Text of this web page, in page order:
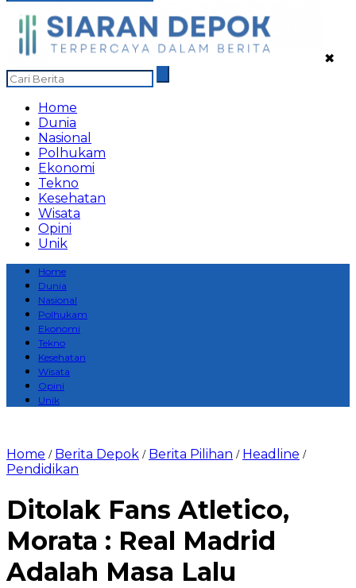
✖
Home
Dunia
Nasional
Polhukam
Ekonomi
Tekno
Kesehatan
Wisata
Opini
Unik
Home
Dunia
Nasional
Polhukam
Ekonomi
Tekno
Kesehatan
Wisata
Opini
Unik
Home / Berita Depok / Berita Pilihan / Headline /
Pendidikan
Ditolak Fans Atletico,
Morata : Real Madrid
Adalah Masa Lalu